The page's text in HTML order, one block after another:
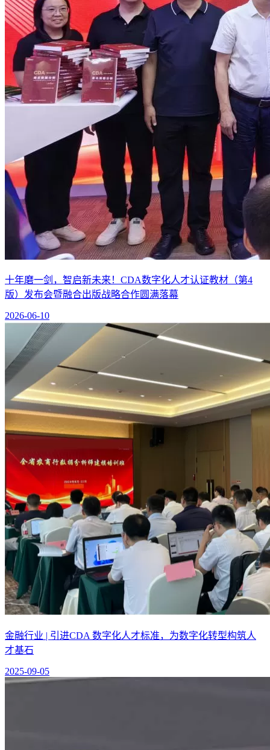
十年磨一剑，智启新未来！CDA数字化人才认证教材（第4
版）发布会暨融合出版战略合作圆满落幕
2026-06-10
金融行业 | 引进CDA 数字化人才标准，为数字化转型构筑人
才基石
2025-09-05